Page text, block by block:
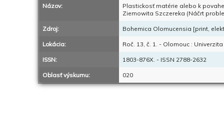
Názov:
Plastickosť matérie alebo k
Ziemowita Szczereka (Náčrt
Zdroj: Bohemica Olomucensia [print,
Lokácia: Roč. 13, č. 1. - Olomouc :
ISSN: 1803-876X. - ISSN 2788-2632
Oblasť výskumu: 020